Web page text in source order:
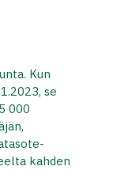
Kun
se
000
kahden